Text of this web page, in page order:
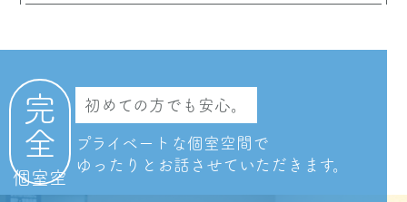
ブルガリ
ブルガリ・ブルガリ イヤリング18Kホワイト
ゴールド
完
全
個室空
初めての方でも安心。
プライベートな個室空間で
ゆったりとお話させて いただきます。